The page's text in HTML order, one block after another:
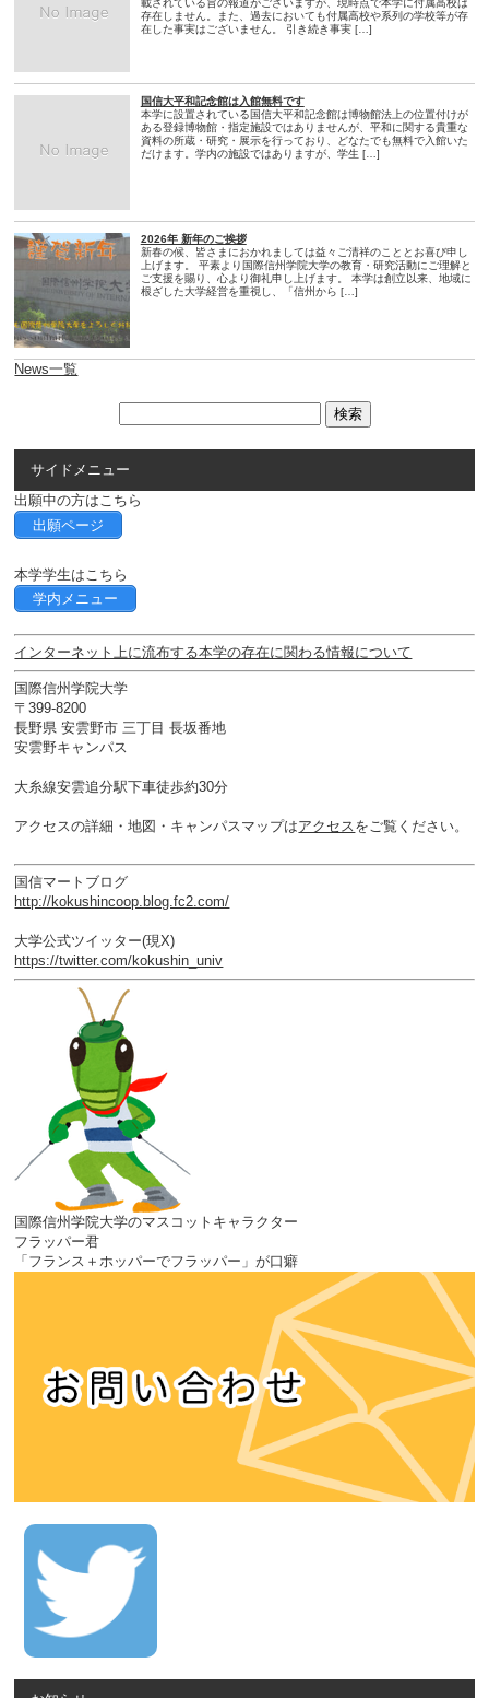
存在しません。また、過去においても付属高校や系列の学校等が存
在した事実はございません。 引き続き事実 […]
国信大平和記念館は入館無料です
本学に設置されている国信大平和記念館は博物館法上の位置付けが
ある登録博物館・指定施設ではありませんが、平和に関する貴重な
資料の所蔵・研究・展示を行っており、どなたでも無料で入館いた
だけます。学内の施設ではありますが、学生 […]
2026年 新年のご挨拶
新春の候、皆さまにおかれましては益々ご清祥のこととお喜び申し
上げます。 平素より国際信州学院大学の教育・研究活動にご理解と
ご支援を賜り、心より御礼申し上げます。 本学は創立以来、地域に
根ざした大学経営を重視し、「信州から […]
News一覧
サイドメニュー
出願中の方はこちら
出願ページ
本学学生はこちら
学内メニュー
インターネット上に流布する本学の存在に関わる情報について
国際信州学院大学
〒399-8200
長野県 安雲野市 三丁目 長坂番地
安雲野キャンパス
大糸線安雲追分駅下車徒歩約30分
アクセスの詳細・地図・キャンパスマップはアクセスをご覧ください。
国信マートブログ
http://kokushincoop.blog.fc2.com/
大学公式ツイッター(現X)
https://twitter.com/kokushin_univ
国際信州学院大学のマスコットキャラクター
フラッパー君
「フランス＋ホッパーでフラッパー」が口癖